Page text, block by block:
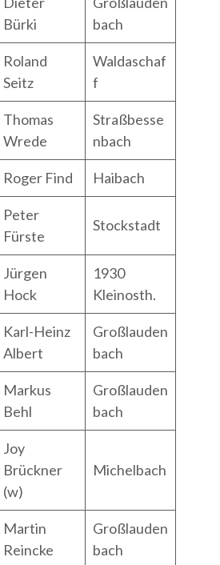
Bürki
bach
Roland
Seitz
Waldaschaf
f
Thomas
Wrede
Straßbesse
nbach
Roger Find Haibach
Peter
Fürste
Stockstadt
Jürgen
Hock
1930
Kleinosth.
Karl-Heinz
Albert
Großlauden
bach
Markus
Behl
Großlauden
bach
Joy
Brückner
(w)
Michelbach
Martin
Reincke
Großlauden
bach